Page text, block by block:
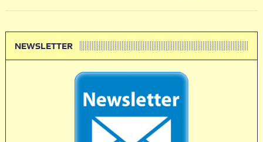
NEWSLETTER